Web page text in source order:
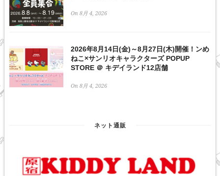
On 8月 4, 2026
2026年8月14日(金)～8月27日(木)開催！ンめ
ねこ×サンリオキャラクターズ POPUP
STORE ＠ キデイランド12店舗
On 8月 4, 2026
ネット通販